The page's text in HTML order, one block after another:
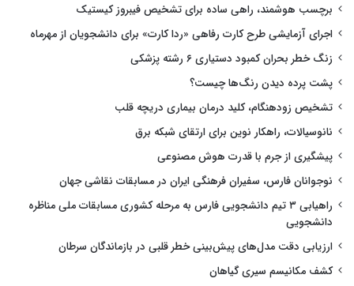
برچسب هوشمند، راهی ساده برای تشخیص فیبروز کیستیک
اجرای آزمایشی طرح کارت رفاهی «ردا کارت» برای دانشجویان از مهرماه
زنگ خطر بحران کمبود دستیاری ۶ رشته پزشکی
پشت پرده دیدن رنگ‌ها چیست؟
تشخیص زودهنگام، کلید درمان بیماری دریچه قلب
نانوسیالات، راهکار نوین برای ارتقای شبکه برق
پیشگیری از جرم با قدرت هوش مصنوعی
نوجوانان فارس، سفیران فرهنگی ایران در مسابقات نقاشی جهان
راهیابی ۳ تیم دانشجویی فارس به مرحله کشوری مسابقات ملی مناظره
دانشجویی
ارزیابی دقت مدل‌های پیش‌بینی خطر قلبی در بازماندگان سرطان
کشف مکانیسم سیری گیاهان